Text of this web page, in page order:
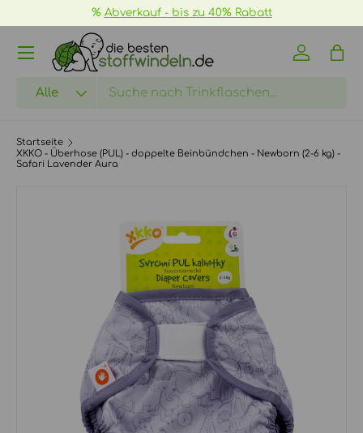
DIREKT ZUM INHALT
% Abverkauf - bis zu 40% Rabatt
Suchen
Alle
Einloggen
Startseite
XKKO - Überhose (PUL) - doppelte Beinbündchen - Newborn (2-6 kg) -
Safari Lavender Aura